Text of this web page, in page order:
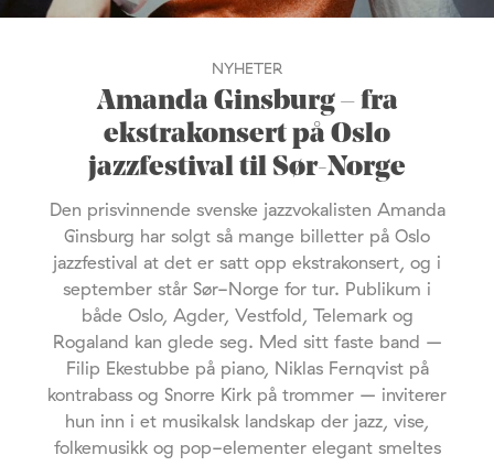
NYHETER
Amanda Ginsburg – fra
ekstrakonsert på Oslo
jazzfestival til Sør-Norge
Den prisvinnende svenske jazzvokalisten Amanda
Ginsburg har solgt så mange billetter på Oslo
jazzfestival at det er satt opp ekstrakonsert, og i
september står Sør-Norge for tur. Publikum i
både Oslo, Agder, Vestfold, Telemark og
Rogaland kan glede seg. Med sitt faste band –
Filip Ekestubbe på piano, Niklas Fernqvist på
kontrabass og Snorre Kirk på trommer – inviterer
hun inn i et musikalsk landskap der jazz, vise,
folkemusikk og pop-elementer elegant smeltes